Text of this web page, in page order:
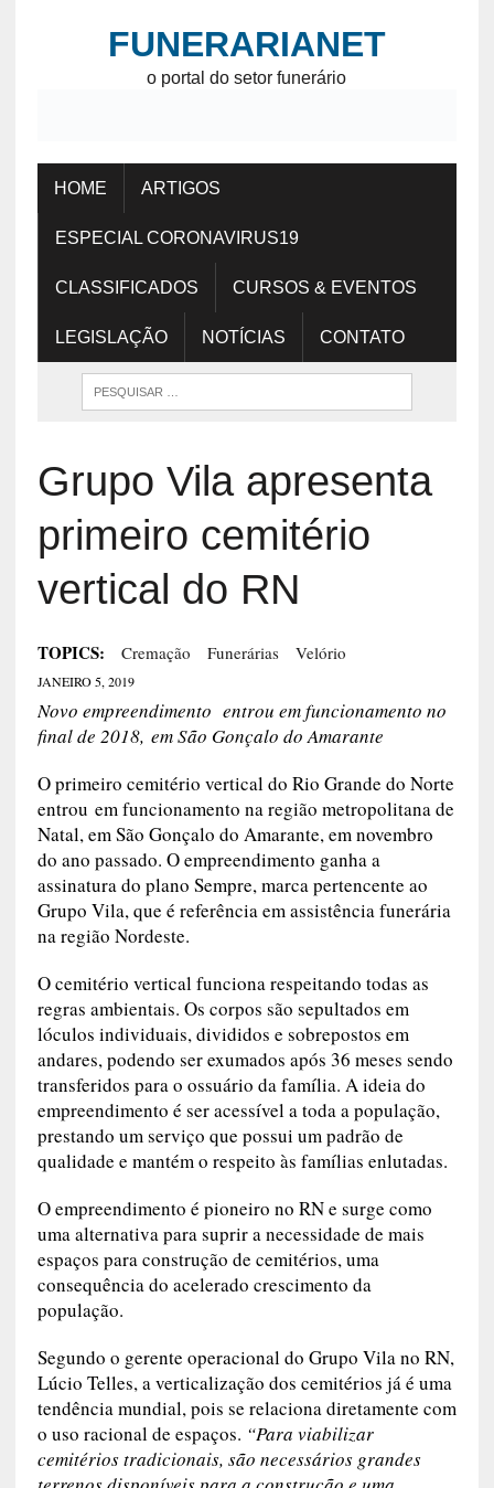
FUNERARIANET
o portal do setor funerário
HOME ARTIGOS
CLASSIFICADOS
CURSOS & EVENTOS
LEGISLAÇÃO
NOTÍCIAS CONTATO
Grupo Vila apresenta
primeiro cemitério vertical
do RN
TOPICS: Cremação Funerárias
Novo empreendimento entrou em funcionamento no
final de 2018, em São Gonçalo do Amarante
O primeiro cemitério vertical do Rio Grande do
metropolitana de Natal, em São Gonçalo do
Amarante, em novembro do ano passado. O
empreendimento ganha a assinatura do plano
Sempre, marca pertencente ao Grupo Vila, que é
referência em assistência funerária na região
Nordeste.
as regras ambientais. Os corpos são sepultados
em lóculos individuais, divididos e sobrepostos
em andares, podendo ser exumados após 36
meses sendo transferidos para o ossuário da
família. A ideia do empreendimento é ser
acessível a toda a população, prestando um
serviço que possui um padrão de qualidade e
mantém o respeito às famílias enlutadas.
O empreendimento é pioneiro no RN e surge
como uma alternativa para suprir a necessidade
de mais espaços para construção de cemitérios,
uma consequência do acelerado crescimento da
população.
Segundo o gerente operacional do Grupo Vila no
RN, Lúcio Telles, a verticalização dos cemitérios
já é uma tendência mundial, pois se relaciona
diretamente com o uso racional de espaços.
“Para viabilizar cemitérios tradicionais, são